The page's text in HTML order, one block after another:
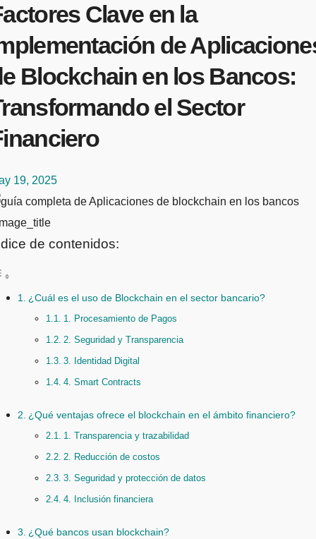
Clave en la
de
Blockchain en los Bancos:
el Sector
19, 2025
de contenidos:
¿Cuál es el uso de Blockchain en el sector bancario?
1. Procesamiento de Pagos
2. Seguridad y Transparencia
3. Identidad Digital
4. Smart Contracts
¿Qué ventajas ofrece el blockchain en el ámbito financiero?
1. Transparencia y trazabilidad
2. Reducción de costos
3. Seguridad y protección de datos
4. Inclusión financiera
¿Qué bancos usan blockchain?